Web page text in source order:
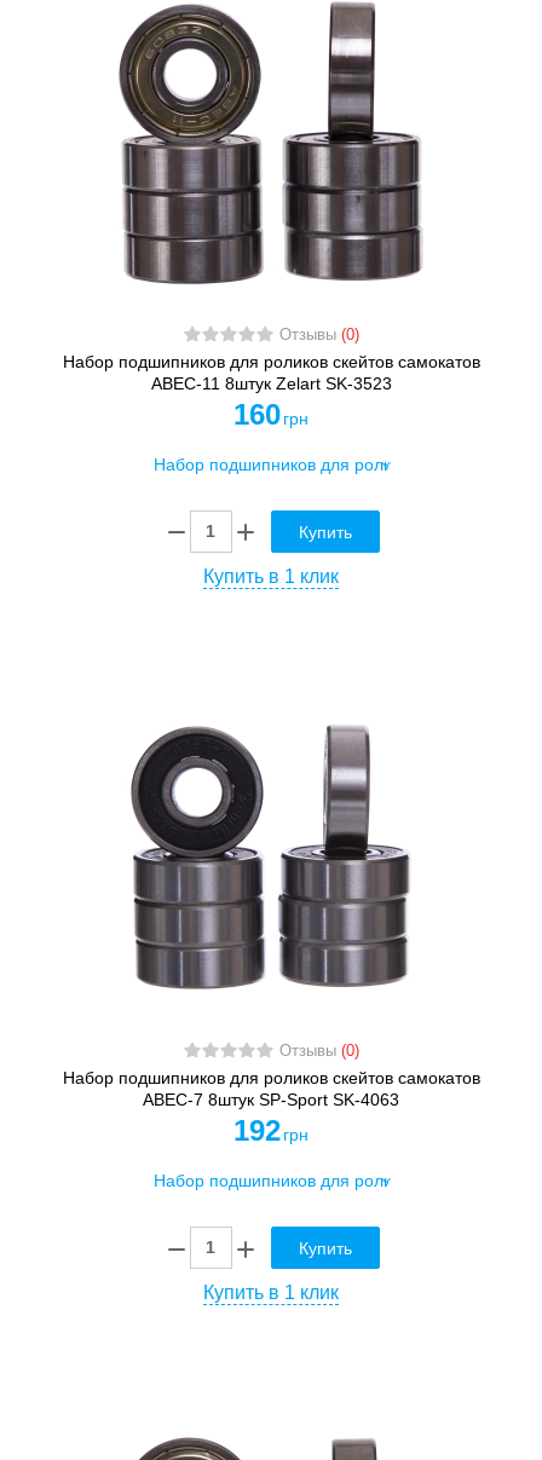
Отзывы (0)
Набор подшипников для роликов скейтов самокатов
АВЕС-11 8штук Zelart SK-3523
160 грн
Купить
Купить в 1 клик
Отзывы (0)
Набор подшипников для роликов скейтов самокатов
АВЕС-7 8штук SP-Sport SK-4063
192 грн
Купить
Купить в 1 клик